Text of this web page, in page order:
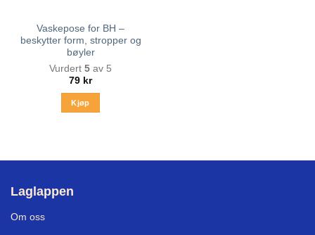
Vaskepose for BH –
beskytter form, stropper og
bøyler
Vurdert 5 av 5
79 kr
Kjøp
Laglappen
Om oss